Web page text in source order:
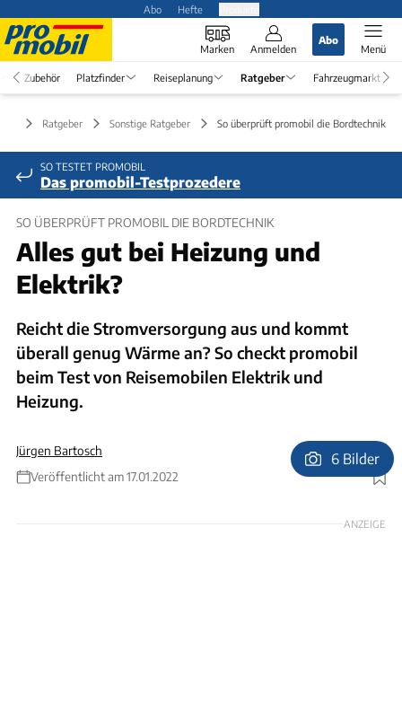
Abo Hefte
Marken Anmelden
Abo
Menü
Zubehör Platzfinder Reiseplanung Ratgeber Fahrzeugmarkt
Ratgeber Sonstige Ratgeber So überprüft promobil die Bordtechnik
SO TESTET PROMOBIL
Das promobil-Testprozedere
SO ÜBERPRÜFT PROMOBIL DIE BORDTECHNIK
Alles gut bei Heizung und
Elektrik?
Reicht die Stromversorgung aus und kommt
überall genug Wärme an? So checkt promobil
beim Test von Reisemobilen Elektrik und
Heizung.
Jürgen Bartosch
Veröffentlicht am 17.01.2022
Foto: Ingolf Pompe
6 Bilder
ANZEIGE